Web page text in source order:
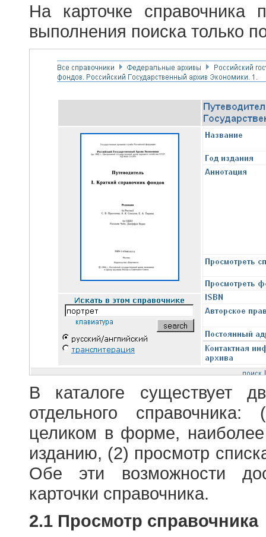
На карточке справочника
выполнения поиска только
В каталоге существует
отдельного
целиком в форме,
изданию, (2) просмотр
Обе эти возможности
карточки справочника.
2.1 Просмотр справочника